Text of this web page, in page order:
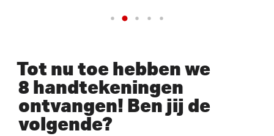
Tot nu toe hebben we
8 handtekeningen
ontvangen! Ben jij de
volgende?